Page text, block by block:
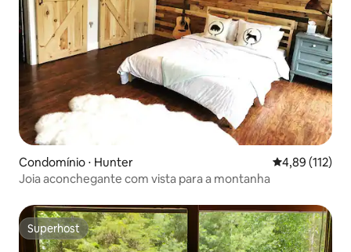
Condomínio ⋅ Hunter 4,89 de uma
4,89 (112)
Joia aconchegante com vista para a montanha
Superhost
Superhost